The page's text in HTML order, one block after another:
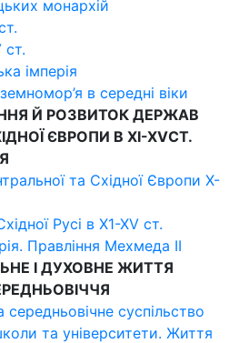
монархій
ст.
імперія
в середні віки
Й РОЗВИТОК ДЕРЖАВ
ЄВРОПИ В XI-XVСТ.
та Східної Європи X-
Русі в X1-XV ст.
Правління Мехмеда II
І ДУХОВНЕ ЖИТТЯ
суспільство
та університети. Життя